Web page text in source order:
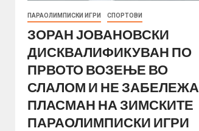
ПАРАОЛИМПИСКИ ИГРИ СПОРТОВИ
ЗОРАН ЈОВАНОВСКИ
ДИСКВАЛИФИКУВАН ПО
ПРВОТО ВОЗЕЊЕ ВО
СЛАЛОМ И НЕ ЗАБЕЛЕЖА
ПЛАСМАН НА ЗИМСКИТЕ
ПАРАОЛИМПИСКИ ИГРИ